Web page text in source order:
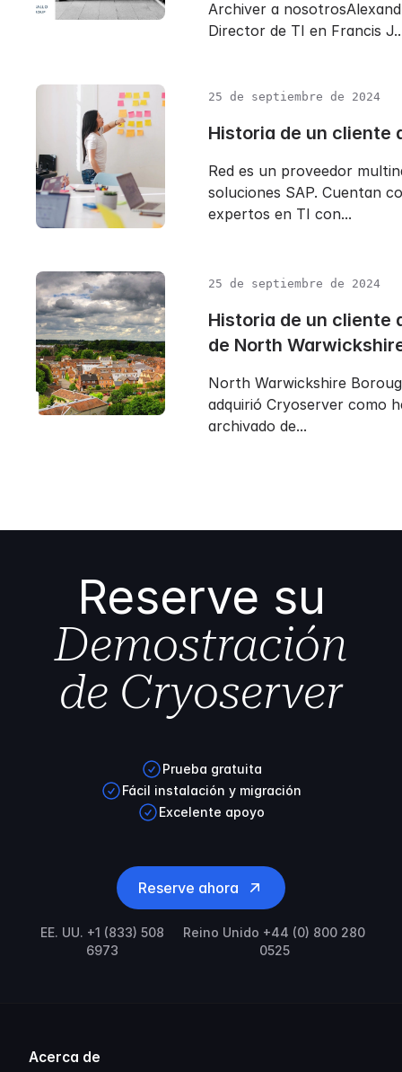
Archiver a
Director de TI en Francis
25 de septiembre de 2024
Historia de un cliente
Red es un proveedor
soluciones SAP. Cuentan
expertos en TI con...
25 de septiembre de 2024
Historia de un cliente
de North
North Warwickshire
adquirió Cryoserver como
archivado de...
Reserve su
Demostración
de Cryoserver
Prueba gratuita
Fácil instalación y migración
Excelente apoyo
Reserve ahora
EE. UU. +1 (833) 508
6973
Reino Unido +44 (0) 800 280
0525
Acerca de